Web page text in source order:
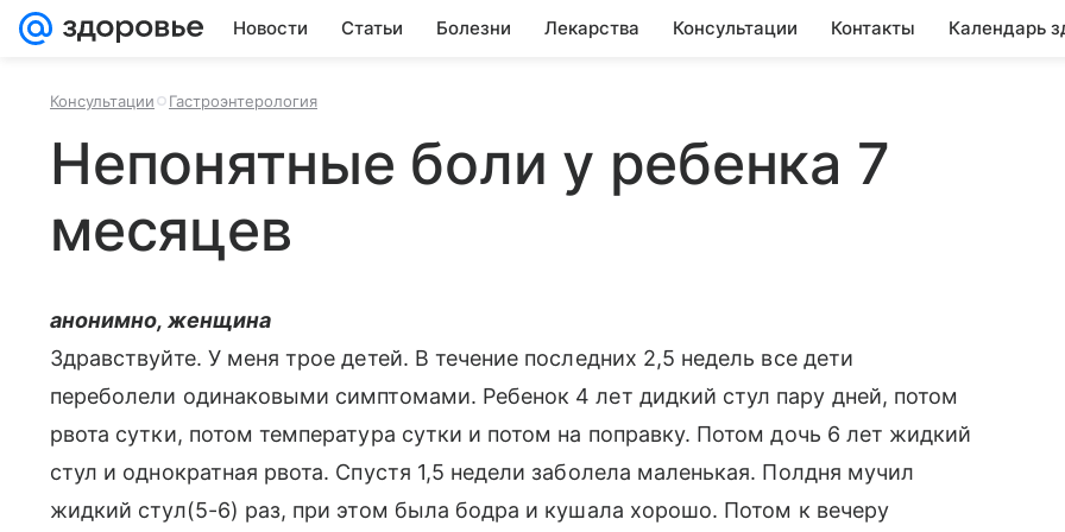
Новости Статьи Болезни Лекарства Консультации Контакты Календарь
Консультации Гастроэнтерология
Непонятные боли у ребенка 7
месяцев
анонимно, женщина
Здравствуйте. У меня трое детей. В течение последних 2,5 недель все дети
переболели одинаковыми симптомами. Ребенок 4 лет дидкий стул пару дней, потом
рвота сутки, потом температура сутки и потом на поправку. Потом дочь 6 лет жидкий
стул и однократная рвота. Спустя 1,5 недели заболела маленькая. Полдня мучил
жидкий стул(5-6) раз, при этом была бодра и кушала хорошо. Потом к вечеру